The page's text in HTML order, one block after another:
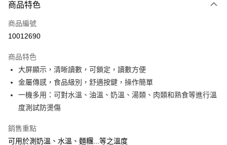
運送方式
• 付款後全家取貨
• 付款後7-11取貨
每筆NT$60，滿NT$699(含以上)免運費
(請點開選項勾選)
每筆NT$250
商品特色
商品編號
10012690
商品特色
大屏顯示，清晰讀數，可鎖定，讀數方便
金屬傳感，食品級別，舒適按鍵，操作簡單
一機多用：可對水溫、油溫、奶溫、湯類、肉類和熟食等進行溫
度測試防燙傷
銷售重點
可用於測奶溫、水溫、麵糰...等之溫度